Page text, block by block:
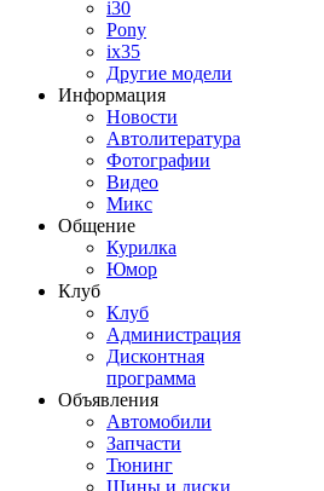
i30
Pony
ix35
Другие модели
Информация
Новости
Автолитература
Фотографии
Видео
Микс
Общение
Курилка
Юмор
Клуб
Клуб
Администрация
Дисконтная
программа
Объявления
Автомобили
Запчасти
Тюнинг
Шины и диски